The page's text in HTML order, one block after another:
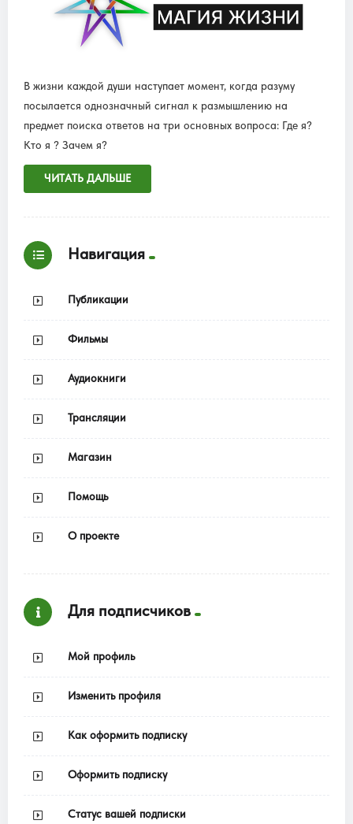
В жизни каждой души наступает момент, когда разуму
посылается однозначный сигнал к размышлению на
предмет поиска ответов на три основных вопроса: Где я?
Кто я ? Зачем я?
ЧИТАТЬ ДАЛЬШЕ
Навигация
Публикации
Фильмы
Аудиокниги
Трансляции
Магазин
Помощь
О проекте
Для подписчиков
Мой профиль
Изменить профиля
Как оформить подписку
Оформить подписку
Статус вашей подписки